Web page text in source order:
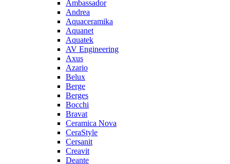
Ambassador
Andrea
Aquaceramika
Aquanet
Aquatek
AV Engineering
Axus
Azario
Belux
Berge
Berges
Bocchi
Bravat
Ceramica Nova
CeraStyle
Cersanit
Creavit
Deante